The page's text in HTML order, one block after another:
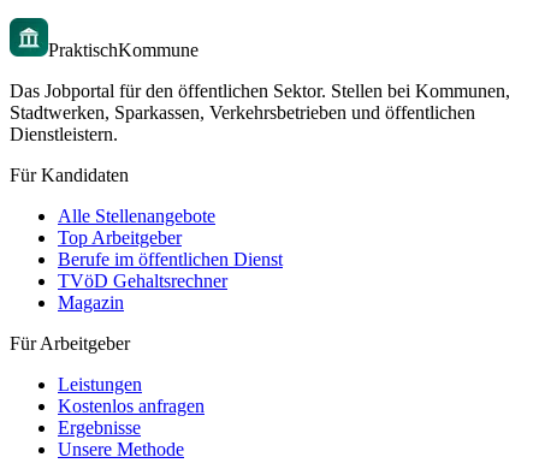
PraktischKommune
Das Jobportal für den öffentlichen Sektor. Stellen bei Kommunen,
Stadtwerken, Sparkassen, Verkehrsbetrieben und öffentlichen
Dienstleistern.
Für Kandidaten
Alle Stellenangebote
Top Arbeitgeber
Berufe im öffentlichen Dienst
TVöD Gehaltsrechner
Magazin
Für Arbeitgeber
Leistungen
Kostenlos anfragen
Ergebnisse
Unsere Methode